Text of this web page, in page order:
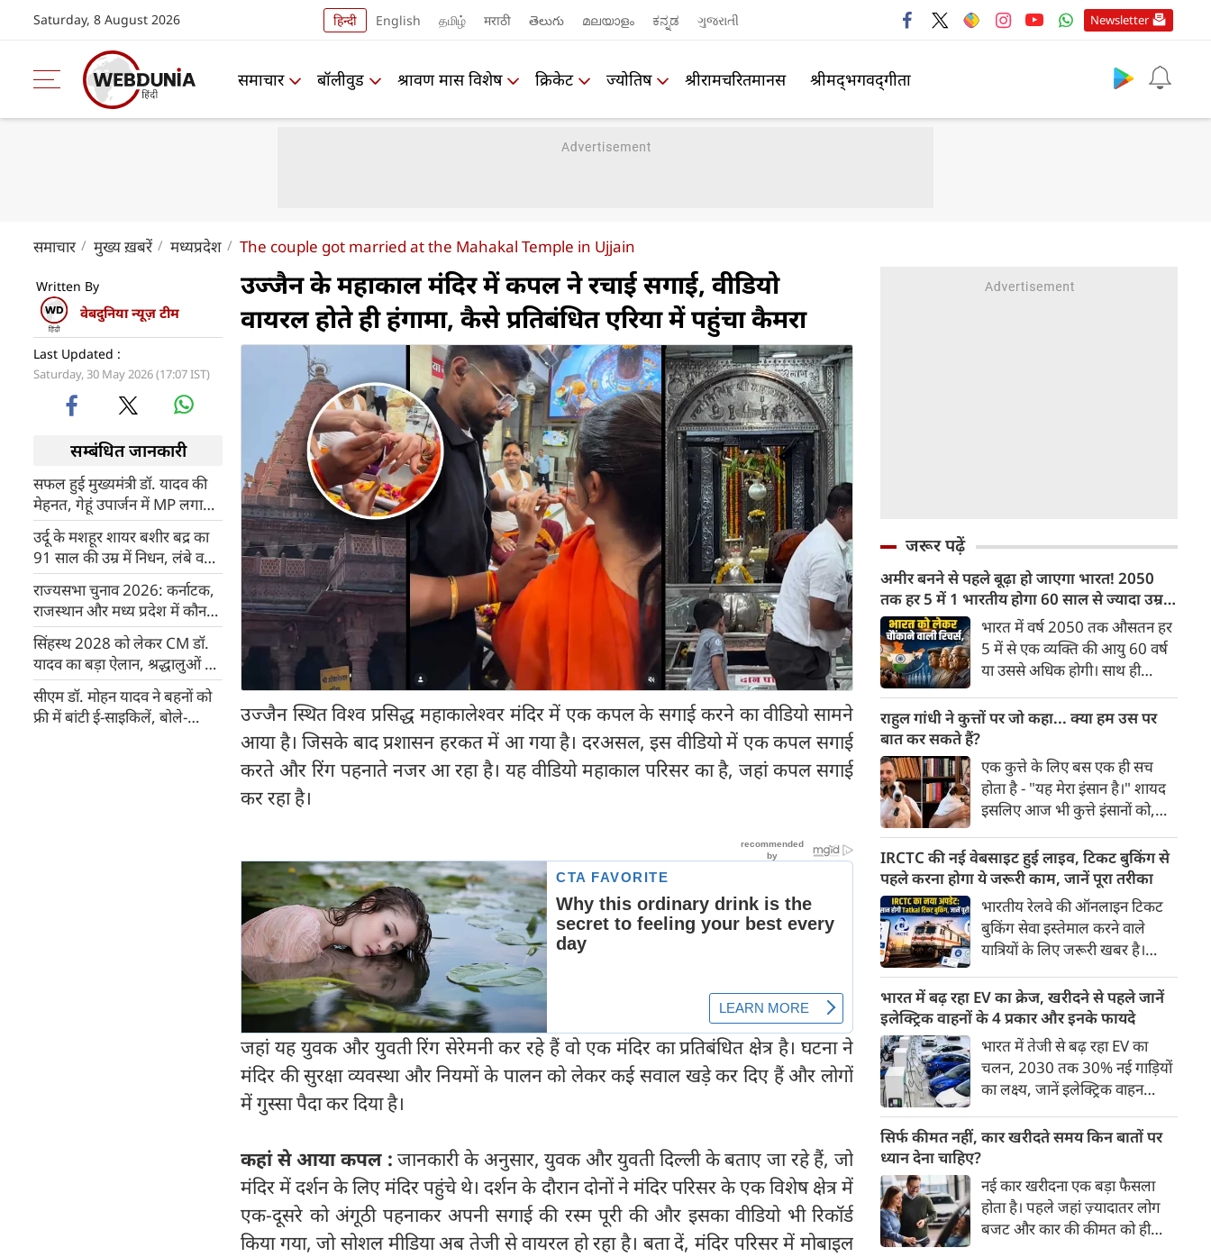
Saturday, 8 August 2026 हिन्दी English தமிழ் मराठी తెలుగు മലയാളം ಕನ್ನಡ ગુજરાતી Newsletter
समाचार बॉलीवुड श्रावण मास विशेष क्रिकेट ज्योतिष श्रीरामचरितमानस श्रीमद्‍भगवद्‍गीता
समाचार मुख्य ख़बरें मध्यप्रदेश The couple got married at the Mahakal Temple in Ujjain
Written By
वेबदुनिया न्यूज़ टीम
Last Updated :
Saturday, 30 May 2026 (17:07 IST)
सम्बंधित जानकारी
सफल हुई मुख्यमंत्री डॉ. यादव की
मेहनत, गेहूं उपार्जन में MP लगातार
बना रहा रिकॉर्ड
उर्दू के मशहूर शायर बशीर बद्र का
91 साल की उम्र में निधन, लंबे वक्त
से थे बीमार
राज्यसभा चुनाव 2026: कर्नाटक,
राजस्थान और मध्य प्रदेश में कौन
कितनी सीटें जीत सकता है?
सिंहस्थ 2028 को लेकर CM डॉ.
यादव का बड़ा ऐलान, श्रद्धालुओं को
मिलेगा मां शिप्रा के जल से स्नान का
पुण्य लाभ
सीएम डॉ. मोहन यादव ने बहनों को
फ्री में बांटी ई-साइकिलें, बोले-
उज्‍जैन के महाकाल मंदिर में कपल ने रचाई सगाई, वीडियो
वायरल होते ही हंगामा, कैसे प्रतिबंधित एरिया में पहुंचा कैमरा
उज्जैन स्थित विश्व प्रसिद्ध महाकालेश्वर मंदिर में एक कपल के सगाई करने का वीडियो सामने
आया है। जिसके बाद प्रशासन हरकत में आ गया है। दरअसल, इस वीडियो में एक कपल सगाई
करते और रिंग पहनाते नजर आ रहा है। यह वीडियो महाकाल परिसर का है, जहां कपल सगाई
कर रहा है।
जहां यह युवक और युवती रिंग सेरेमनी कर रहे हैं वो एक मंदिर का प्रतिबंधित क्षेत्र है। घटना ने
मंदिर की सुरक्षा व्यवस्था और नियमों के पालन को लेकर कई सवाल खड़े कर दिए हैं और लोगों
में गुस्सा पैदा कर दिया है।
कहां से आया कपल :जानकारी के अनुसार, युवक और युवती दिल्ली के बताए जा रहे हैं, जो
मंदिर में दर्शन के लिए मंदिर पहुंचे थे। दर्शन के दौरान दोनों ने मंदिर परिसर के एक विशेष क्षेत्र में
एक-दूसरे को अंगूठी पहनाकर अपनी सगाई की रस्म पूरी की और इसका वीडियो भी रिकॉर्ड
किया गया, जो सोशल मीडिया अब तेजी से वायरल हो रहा है। बता दें, मंदिर परिसर में मोबाइल
जरूर पढ़ें
अमीर बनने से पहले बूढ़ा हो जाएगा भारत! 2050
तक हर 5 में 1 भारतीय होगा 60 साल से ज्यादा उम्र
का
भारत में वर्ष 2050 तक औसतन हर
5 में से एक व्यक्ति की आयु 60 वर्ष
या उससे अधिक होगी। साथ ही
भारत में रहेंगे। ‘ट्रांसफॉर्म रूरल
अनुसार भारत विकसित देशों के
विपरीत समृद्ध बनने से पहले ही वृद्ध
होती आबादी वाले देश की श्रेणी में
पहुंच रहा है।
राहुल गांधी ने कुत्तों पर जो कहा... क्या हम उस पर
बात कर सकते हैं?
एक कुत्ते के लिए बस एक ही सच
होता है - "यह मेरा इंसान है।" शायद
इसलिए आज भी कुत्ते इंसानों को,
भू-राजनीति से लेकर कृत्रिम
बुद्धिमत्ता, जलवायु परिवर्तन से लेकर
क्रिकेट तक हर विषय पर बहस कर
सकते हैं, तो उस जीव पर भी एक
गंभीर चर्चा बनती है जिसने किसी भी
सभ्यता से पहले इंसान का साथ चुना
था। दुर्भाग्य यह है कि आज कुत्तों के
बारे में हमारी राय पशु-चिकित्सकों,
व्यवहार वैज्ञानिकों या विशेषज्ञों से
कम... और व्हाट्सऐप यूनिवर्सिटी से
ज़्यादा बनती है।
IRCTC की नई वेबसाइट हुई लाइव, टिकट बुकिंग से
पहले करना होगा ये जरूरी काम, जानें पूरा तरीका
भारतीय रेलवे की ऑनलाइन टिकट
बुकिंग सेवा इस्तेमाल करने वाले
यात्रियों के लिए जरूरी खबर है।
वेबसाइट का बीटा वर्जन लॉन्च कर
दिया है। करीब 24 साल पुराने
इंटरफेस के बाद वेबसाइट को नए
डिजाइन और कई नए फीचर्स के साथ
अपडेट किया गया है।
भारत में बढ़ रहा EV का क्रेज, खरीदने से पहले जानें
इलेक्ट्रिक वाहनों के 4 प्रकार और इनके फायदे
भारत में तेजी से बढ़ रहा EV का
चलन, 2030 तक 30% नई गाड़ियों
का लक्ष्य, जानें इलेक्ट्रिक वाहन
200 अरब रुपए का मौका
सिर्फ कीमत नहीं, कार खरीदते समय किन बातों पर
ध्यान देना चाहिए?
नई कार खरीदना एक बड़ा फैसला
होता है। पहले जहां ज़्यादातर लोग
बजट और कार की कीमत को ही